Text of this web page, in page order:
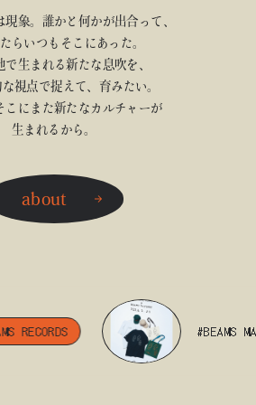
現象。誰かと何かが出合って、
らいつもそこにあった。
で生まれる新たな息吹を、
視点で捉えて、育みたい。
こにまた新たなカルチャーが
生まれるから。
about
#BEAMS